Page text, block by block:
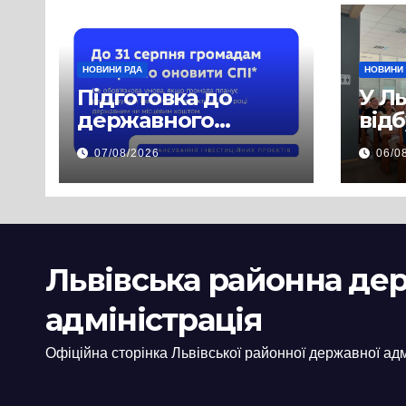
НОВИНИ РДА
Підготовка до
державного
фінансування на
2027 рік уже
триває
07/08/2026
НОВИНИ
У
06/
Львівська районна
адміністрація
Офіційна сторінка Львівської районної державної